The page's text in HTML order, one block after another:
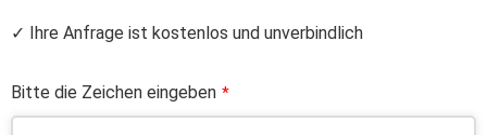
✓ Ihre Anfrage ist kostenlos und unverbindlich
Bitte die Zeichen eingeben *